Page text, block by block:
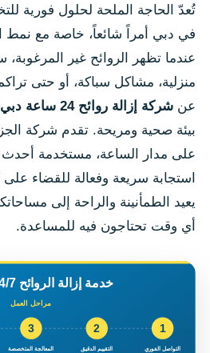
تُعدّ الحاجة الملحة لحلول فورية
في دبي أمراً شائعاً، خاصة مع نمط
عندما تظهر الروائح غير
منزلية، مشاكل سباكة، أو حتى
عن شركة إزالة روائح 24 ساعة دبي
بيئة صحية ومريحة. تقدم شركة
على مدار الساعة، مستخدمة أحدث
استجابة سريعة وفعالة للقضاء على
يعيد الطمأنينة والراحة إلى
أي وقت تحتاجون فيه للمساعدة.